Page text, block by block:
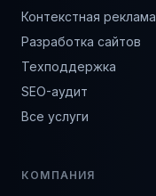
Контекстная реклама
Разработка сайтов
Техподдержка
SEO-аудит
Все услуги
КОМПАНИЯ